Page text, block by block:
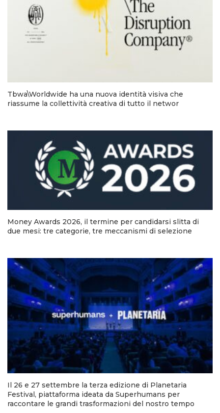
Tbwa\Worldwide ha una nuova identità visiva che
riassume la collettività creativa di tutto il networ
Money Awards 2026, il termine per candidarsi slitta di
due mesi: tre categorie, tre meccanismi di selezione
Il 26 e 27 settembre la terza edizione di Planetaria
Festival, piattaforma ideata da Superhumans per
raccontare le grandi trasformazioni del nostro tempo